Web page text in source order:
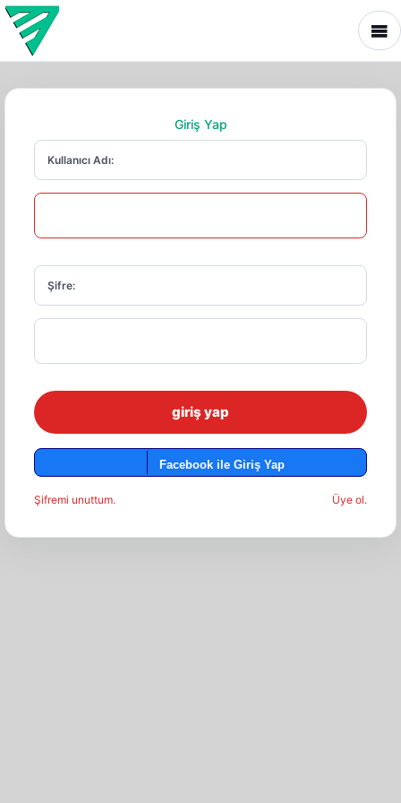
Giriş Yap
Kullanıcı Adı:
Şifre:
Facebook ile Giriş Yap
Üye ol.
Şifremi unuttum.